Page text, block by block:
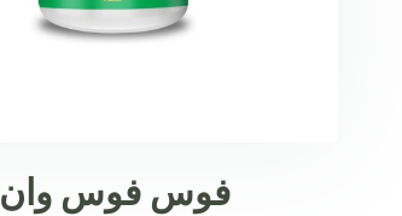
فوس فوس وان